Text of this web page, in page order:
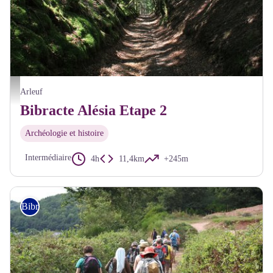
Chemin antique Bibracte Alésia - A Millot Pnr Morvan
Arleuf
Bibracte Alésia Etape 2
Archéologie et histoire
Intermédiaire 4h 11,4km +245m
Bibracte Alésia